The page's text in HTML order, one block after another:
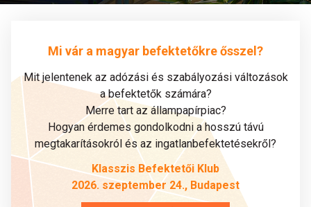
Mi vár a magyar befektetőkre ősszel?
Mit jelentenek az adózási és szabályozási változások
a befektetők számára?
Merre tart az állampapírpiac?
Hogyan érdemes gondolkodni a hosszú távú
megtakarításokról és az ingatlanbefektetésekről?
Klasszis Befektetői Klub
2026. szeptember 24., Budapest